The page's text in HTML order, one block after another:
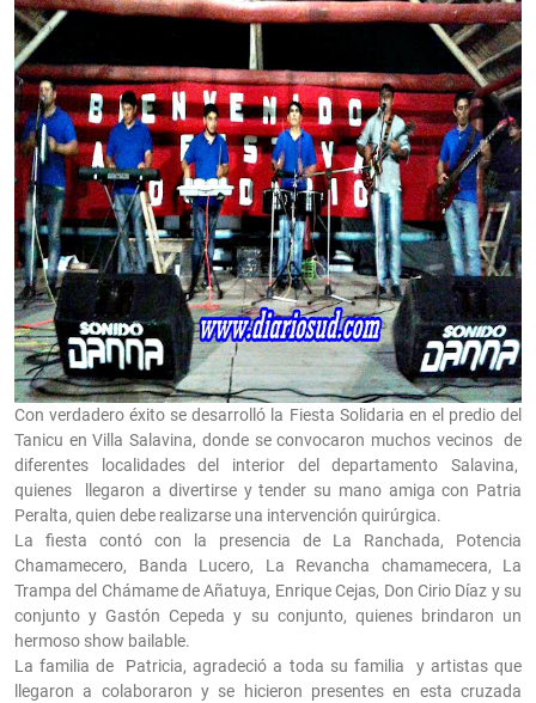
Con verdadero éxito se desarrolló la Fiesta Solidaria en el predio del
Tanicu en Villa Salavina, donde se convocaron muchos vecinos de
diferentes localidades del interior del departamento Salavina,
quienes llegaron a divertirse y tender su mano amiga con Patria
Peralta, quien debe realizarse una intervención quirúrgica.
La fiesta contó con la presencia de La Ranchada, Potencia
Chamamecero, Banda Lucero, La Revancha chamamecera, La
Trampa del Chámame de Añatuya, Enrique Cejas, Don Cirio Díaz y su
conjunto y Gastón Cepeda y su conjunto, quienes brindaron un
hermoso show bailable.
La familia de Patricia, agradeció a toda su familia y artistas que
llegaron a colaboraron y se hicieron presentes en esta cruzada